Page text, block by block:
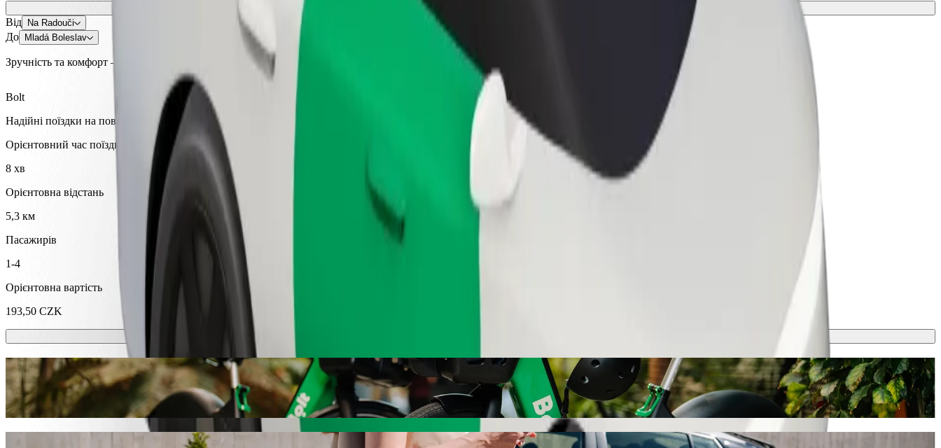
Завантажити застосунок
Від Na Radouči
До Mladá Boleslav
Зручність та комфорт — всього у декілька кліків!
Bolt
Надійні поїздки на повсякденних авто середнього класу.
Орієнтовний час поїздки
8 хв
Орієнтовна відстань
5,3 км
Пасажирів
1-4
Орієнтовна вартість
193,50 CZK
Самокати або електровелосипеди?
Подорожуй містом Млада Болеслав, використовуючи самокати або електровелосипеди
Завантажити Bolt
Діставайся від Na Radouči до Mladá Boleslav, викликавши авто в Bolt